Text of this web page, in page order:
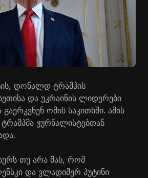
დონალდ ტრამპის
და უკრაინის ლიდერები
ომის საკითხში. ამის
ჟურნალისტებთან
თუ არა მას, რომ
და ვლადიმერ პუტინი